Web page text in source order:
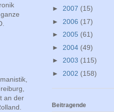
an der
► 2007 (15)
► 2006 (17)
► 2005 (61)
► 2004 (49)
► 2003 (115)
► 2002 (158)
Beitragende